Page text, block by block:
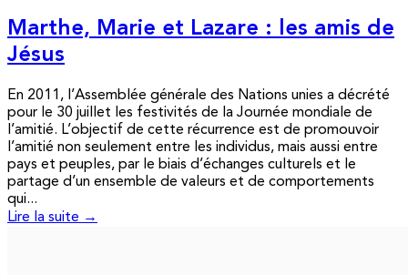
Marthe, Marie et Lazare : les amis de
Jésus
En 2011, l’Assemblée générale des Nations unies a décrété
pour le 30 juillet les festivités de la Journée mondiale de
l’amitié. L’objectif de cette récurrence est de promouvoir
l’amitié non seulement entre les individus, mais aussi entre
pays et peuples, par le biais d’échanges culturels et le
partage d’un ensemble de valeurs et de comportements
qui...
Lire la suite →